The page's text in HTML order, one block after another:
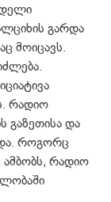
გარდა
მოიცავს.
რადიო
გაზეთისა და
როგორც
რადიო